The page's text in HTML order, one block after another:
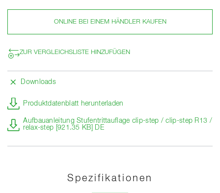
ONLINE BEI EINEM HÄNDLER KAUFEN
ZUR VERGLEICHSLISTE HINZUFÜGEN
Downloads
Produktdatenblatt herunterladen
Aufbauanleitung Stufentrittauflage clip-step / clip-step R13 /
relax-step [921.35 KB] DE
Spezifikationen